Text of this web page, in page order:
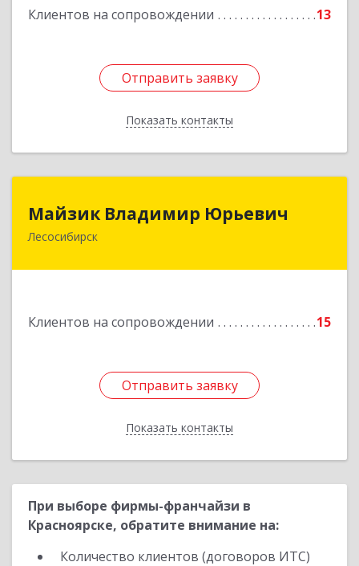
Клиентов на сопровождении 13
Отправить заявку
Показать контакты
Подробнее
Отправить заявку
Назад
Майзик Владимир Юрьевич
Лесосибирск
Клиентов на сопровождении 15
Отправить заявку
Показать контакты
Отправить заявку
Назад
При выборе фирмы-франчайзи в
Красноярске, обратите внимание на:
Количество клиентов (договоров ИТС)